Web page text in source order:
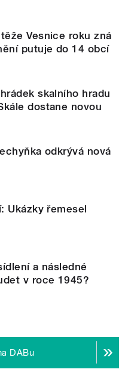
Vesnice roku zná
putuje do 14 obcí
skalního hradu
dostane novou
odkrývá nová
Ukázky řemesel
a následné
v roce 1945?
DABu